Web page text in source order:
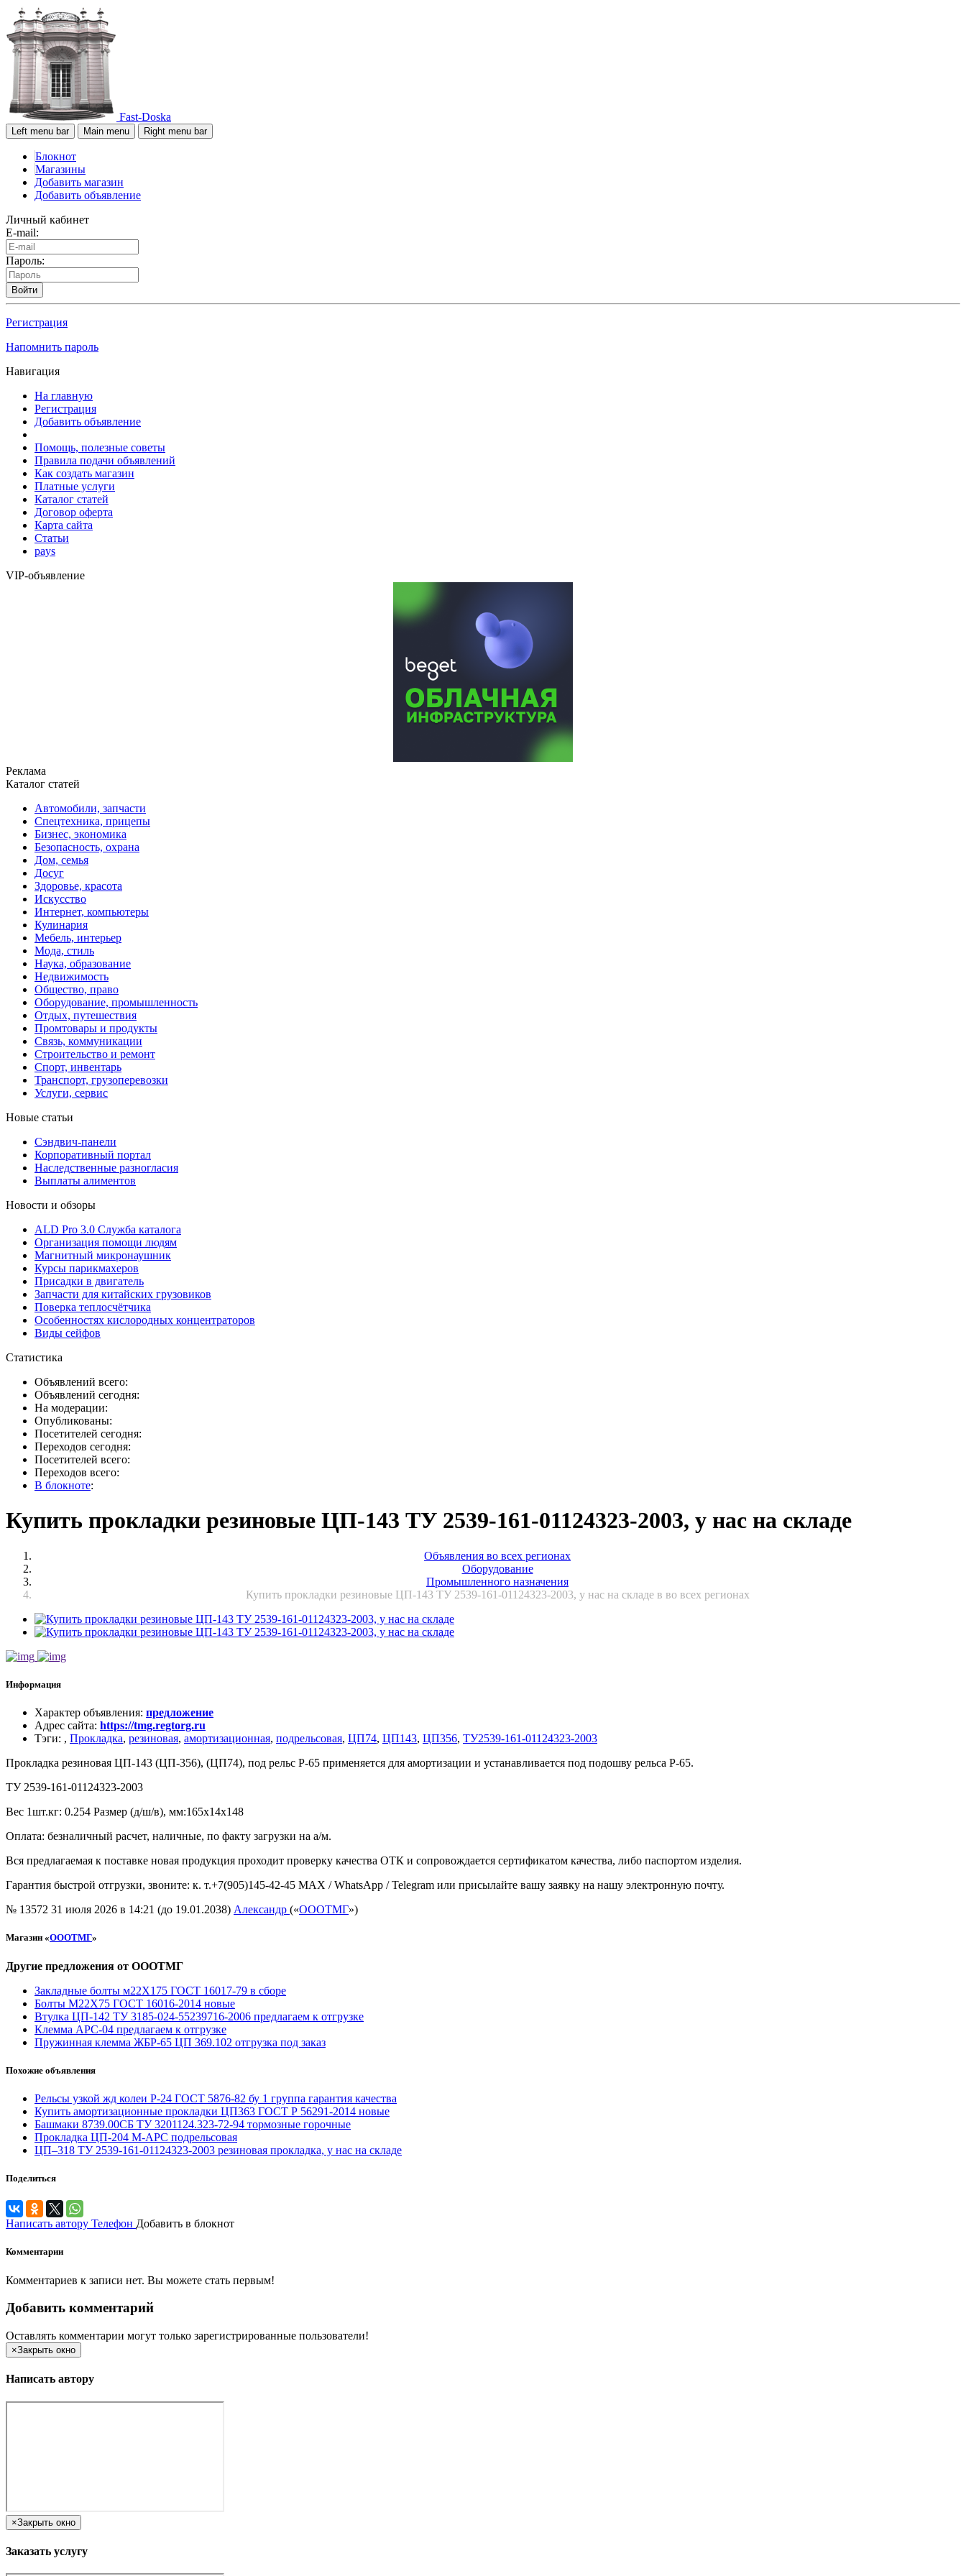
Fast-Doska
Left menu bar Main menu Right menu bar
Блокнот
Магазины
Добавить магазин
Добавить объявление
Личный кабинет
E-mail:
Пароль:
Войти
Регистрация
Напомнить пароль
Навигация
На главную
Регистрация
Добавить объявление
Помощь, полезные советы
Правила подачи объявлений
Как создать магазин
Платные услуги
Каталог статей
Договор оферта
Карта сайта
Статьи
pays
VIP-объявление
Реклама
Каталог статей
Автомобили, запчасти
Спецтехника, прицепы
Бизнес, экономика
Безопасность, охрана
Дом, семья
Досуг
Здоровье, красота
Искусство
Интернет, компьютеры
Кулинария
Мебель, интерьер
Мода, стиль
Наука, образование
Недвижимость
Общество, право
Оборудование, промышленность
Отдых, путешествия
Промтовары и продукты
Связь, коммуникации
Строительство и ремонт
Cпорт, инвентарь
Транспорт, грузоперевозки
Услуги, сервис
Новые статьи
Сэндвич-панели
Корпоративный портал
Наследственные разногласия
Выплаты алиментов
Новости и обзоры
ALD Pro 3.0 Служба каталога
Организация помощи людям
Магнитный микронаушник
Курсы парикмахеров
Присадки в двигатель
Запчасти для китайских грузовиков
Поверка теплосчётчика
Особенностях кислородных концентраторов
Виды сейфов
Статистика
Объявлений всего:
Объявлений сегодня:
На модерации:
Опубликованы:
Посетителей сегодня:
Переходов сегодня:
Посетителей всего:
Переходов всего:
В блокноте:
Купить прокладки резиновые ЦП-143 ТУ 2539-161-01124323-2003, у нас на складе
Объявления во всех регионах
Оборудование
Промышленного назначения
Купить прокладки резиновые ЦП-143 ТУ 2539-161-01124323-2003, у нас на складе в во всех регионах
Информация
Характер объявления: предложение
Адрес сайта: https://tmg.regtorg.ru
Тэги: , Прокладка, резиновая, амортизационная, подрельсовая, ЦП74, ЦП143, ЦП356, ТУ2539-161-01124323-2003
Прокладка резиновая ЦП-143 (ЦП-356), (ЦП74), под рельс Р-65 применяется для амортизации и устанавливается под подошву рельса Р-65.
ТУ 2539-161-01124323-2003
Вес 1шт.кг: 0.254 Размер (д/ш/в), мм:165x14x148
Оплата: безналичный расчет, наличные, по факту загрузки на а/м.
Вся предлагаемая к поставке новая продукция проходит проверку качества ОТК и сопровождается сертификатом качества, либо паспортом изделия.
Гарантия быстрой отгрузки, звоните: к. т.+7(905)145-42-45 MAX / WhatsApp / Telegram или присылайте вашу заявку на нашу электронную почту.
№ 13572 31 июля 2026 в 14:21 (до 19.01.2038) Александр («ОООТМГ»)
Магазин «ОООТМГ»
Другие предложения от ОООТМГ
Закладные болты м22Х175 ГОСТ 16017-79 в сборе
Болты М22Х75 ГОСТ 16016-2014 новые
Втулка ЦП-142 ТУ 3185-024-55239716-2006 предлагаем к отгрузке
Клемма АРС-04 предлагаем к отгрузке
Пружинная клемма ЖБР-65 ЦП 369.102 отгрузка под заказ
Похожие объявления
Рельсы узкой жд колеи Р-24 ГОСТ 5876-82 бу 1 группа гарантия качества
Купить амортизационные прокладки ЦП363 ГОСТ Р 56291-2014 новые
Башмаки 8739.00СБ ТУ 3201124.323-72-94 тормозные горочные
Прокладка ЦП-204 М-АРС подрельсовая
ЦП–318 ТУ 2539-161-01124323-2003 резиновая прокладка, у нас на складе
Поделиться
Написать автору Телефон Добавить в блокнот
Комментарии
Комментариев к записи нет. Вы можете стать первым!
Добавить комментарий
Оставлять комментарии могут только зарегистрированные пользователи!
×Закрыть окно
Написать автору
×Закрыть окно
Заказать услугу